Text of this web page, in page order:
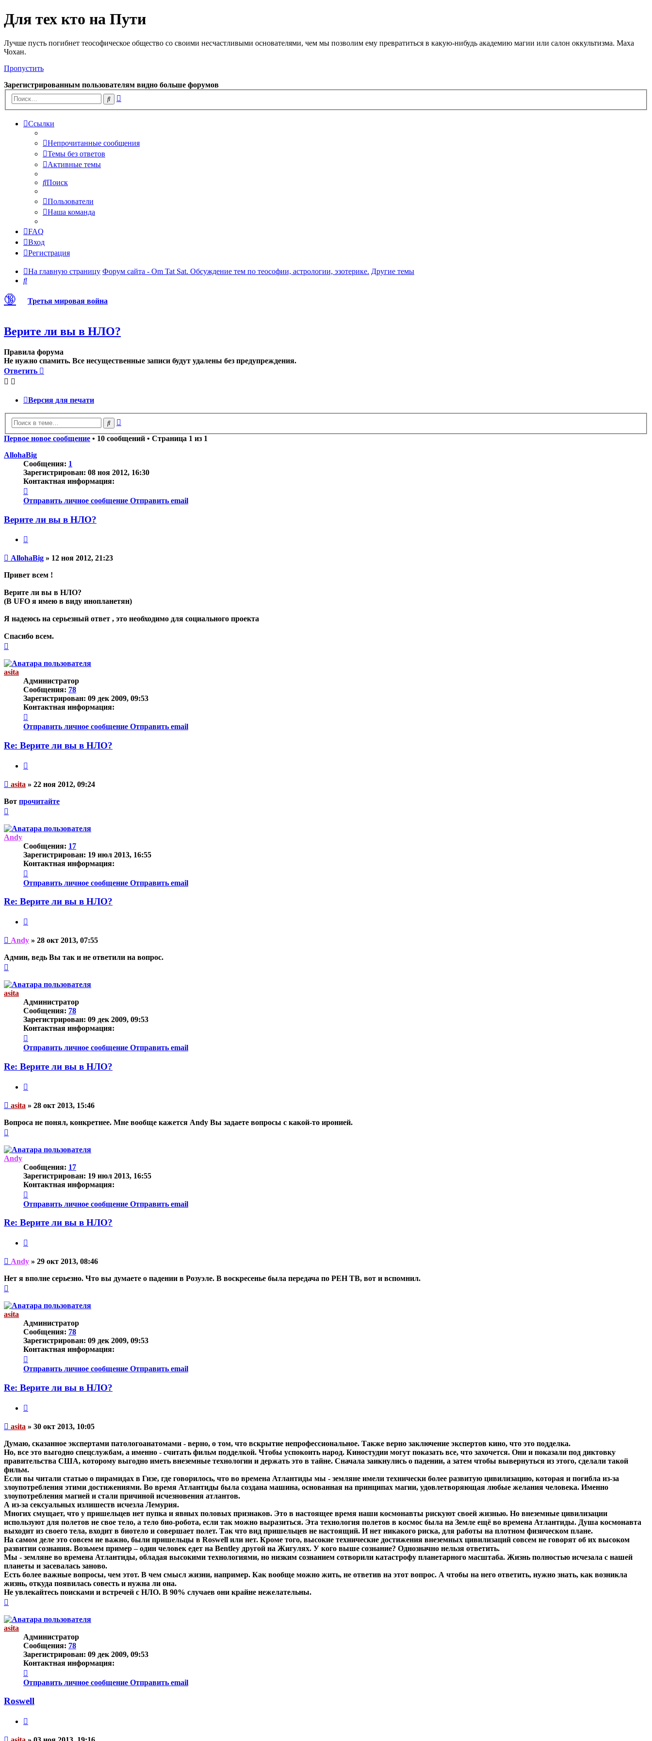
Для тех кто на Пути
Лучше пусть погибнет теософическое общество со своими несчастливыми основателями, чем мы позволим ему превратиться в какую-нибудь академию магии или салон оккультизма. Маха
Чохан.
Пропустить
Зарегистрированным пользователям видно больше форумов
Поиск
Ссылки
Непрочитанные сообщения
Темы без ответов
Активные темы
Поиск
Пользователи
Наша команда
FAQ
Вход
Регистрация
На главную страницу Форум сайта - Om Tat Sat. Обсуждение тем по теософии, астрологии, эзотерике. Другие темы
Поиск
🔞 Третья мировая война
Верите ли вы в НЛО?
Правила форума
Не нужно спамить. Все несущественные записи будут удалены без предупреждения.
Ответить
Версия для печати
Поиск
Первое новое сообщение • 10 сообщений • Страница 1 из 1
AllohaBig
Сообщения: 1
Зарегистрирован: 08 ноя 2012, 16:30
Контактная информация:
информация
пользователя
Отправить личное сообщение Отправить email
Верите ли вы в НЛО?
Непрочитанное
сообщение
AllohaBig » 12 ноя 2012, 21:23
Привет всем !
Верите ли вы в НЛО?
(В UFO я имею в виду инопланетян)
Я надеюсь на серьезный ответ , это необходимо для социального проекта
Спасибо всем.
началу
asita
Администратор
Сообщения: 78
Зарегистрирован: 09 дек 2009, 09:53
Контактная информация:
информация
пользователя
Отправить личное сообщение Отправить email
Re: Верите ли вы в НЛО?
Непрочитанное
asita » 22 ноя 2012, 09:24
Вот прочитайте
началу
Andy
Сообщения: 17
Зарегистрирован: 19 июл 2013, 16:55
Контактная информация:
информация
пользователя
Отправить личное сообщение Отправить email
Re: Верите ли вы в НЛО?
Непрочитанное
сообщение
Andy » 28 окт 2013, 07:55
Админ, ведь Вы так и не ответили на вопрос.
началу
asita
Администратор
Сообщения: 78
Зарегистрирован: 09 дек 2009, 09:53
Контактная информация:
информация
пользователя
Отправить личное сообщение Отправить email
Re: Верите ли вы в НЛО?
Непрочитанное
asita » 28 окт 2013, 15:46
Вопроса не понял, конкретнее. Мне вообще кажется Andy Вы задаете вопросы с какой-то иронией.
началу
Andy
Сообщения: 17
Зарегистрирован: 19 июл 2013, 16:55
Контактная информация:
информация
пользователя
Отправить личное сообщение Отправить email
Re: Верите ли вы в НЛО?
Непрочитанное
сообщение
Andy » 29 окт 2013, 08:46
Нет я вполне серьезно. Что вы думаете о падении в Розуэле. В воскресенье была передача по РЕН ТВ, вот и вспомнил.
началу
asita
Администратор
Сообщения: 78
Зарегистрирован: 09 дек 2009, 09:53
Контактная информация:
информация
пользователя
Отправить личное сообщение Отправить email
Re: Верите ли вы в НЛО?
Непрочитанное
asita » 30 окт 2013, 10:05
Думаю, сказанное экспертами патологоанатомами - верно, о том, что вскрытие непрофессиональное. Также верно заключение экспертов кино, что это подделка.
Но, все это выгодно спецслужбам, а именно - считать фильм подделкой. Чтобы успокоить народ. Киностудии могут показать все, что захочется. Они и показали под диктовку
правительства США, которому выгодно иметь внеземные технологии и держать это в тайне. Сначала заикнулись о падении, а затем чтобы вывернуться из этого, сделали такой
фильм.
Если вы читали статью о пирамидах в Гизе, где говорилось, что во времена Атлантиды мы - земляне имели технически более развитую цивилизацию, которая и погибла из-за
злоупотребления этими достижениями. Во время Атлантиды была создана машина, основанная на принципах магии, удовлетворяющая любые желания человека. Именно
злоупотребления магией и стали причиной исчезновения атлантов.
А из-за сексуальных излишеств исчезла Лемурия.
Многих смущает, что у пришельцев нет пупка и явных половых признаков. Это в настоящее время наши космонавты рискуют своей жизнью. Но внеземные цивилизации
используют для полетов не свое тело, а тело био-робота, если так можно выразиться. Эта технология полетов в космос была на Земле ещё во времена Атлантиды. Душа космонавта
выходит из своего тела, входит в биотело и совершает полет. Так что вид пришельцев не настоящий. И нет никакого риска, для работы на плотном физическом плане.
На самом деле это совсем не важно, были пришельцы в Roswell или нет. Кроме того, высокие технические достижения внеземных цивилизаций совсем не говорят об их высоком
развитии сознания. Возьмем пример – один человек едет на Bentley другой на Жигулях. У кого выше сознание? Однозначно нельзя ответить.
Мы - земляне во времена Атлантиды, обладая высокими технологиями, но низким сознанием сотворили катастрофу планетарного масштаба. Жизнь полностью исчезала с нашей
планеты и засевалась заново.
Есть более важные вопросы, чем этот. В чем смысл жизни, например. Как вообще можно жить, не ответив на этот вопрос. А чтобы на него ответить, нужно знать, как возникла
жизнь, откуда появилась совесть и нужна ли она.
Не увлекайтесь поисками и встречей с НЛО. В 90% случаев они крайне нежелательны.
началу
asita
Администратор
Сообщения: 78
Зарегистрирован: 09 дек 2009, 09:53
Контактная информация:
информация
пользователя
asita
Отправить личное сообщение Отправить email
Roswell
Непрочитанное